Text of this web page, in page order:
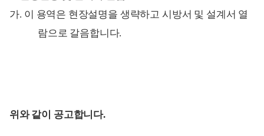
가. 이 용역은 현장설명을 생략하고 시방서 및 설계서 열
람으로 갈음합니다.
위와 같이 공고합니다.